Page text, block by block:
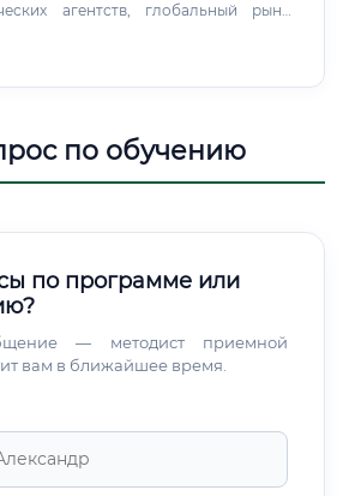
агентств, глобальный рынок
по обучению
по программе или
— методист приемной
вам в ближайшее время.